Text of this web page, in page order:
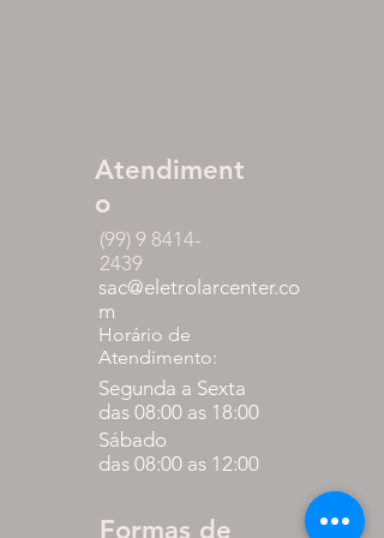
Atendiment
o
(99) 9 8414-
2439
sac@eletrolarcenter.co
m
Horário de
Atendimento:
Segunda a Sexta
das 08:00 as 18:00
Sábado
das 08:00 as 12:00
Formas de